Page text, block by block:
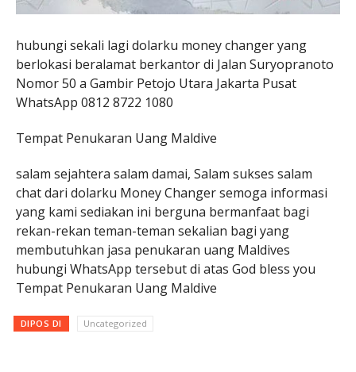
hubungi sekali lagi dolarku money changer yang
berlokasi beralamat berkantor di Jalan Suryopranoto
Nomor 50 a Gambir Petojo Utara Jakarta Pusat
WhatsApp 0812 8722 1080
Tempat Penukaran Uang Maldive
salam sejahtera salam damai, Salam sukses salam
chat dari dolarku Money Changer semoga informasi
yang kami sediakan ini berguna bermanfaat bagi
rekan-rekan teman-teman sekalian bagi yang
membutuhkan jasa penukaran uang Maldives
hubungi WhatsApp tersebut di atas God bless you
Tempat Penukaran Uang Maldive
DIPOS DI Uncategorized